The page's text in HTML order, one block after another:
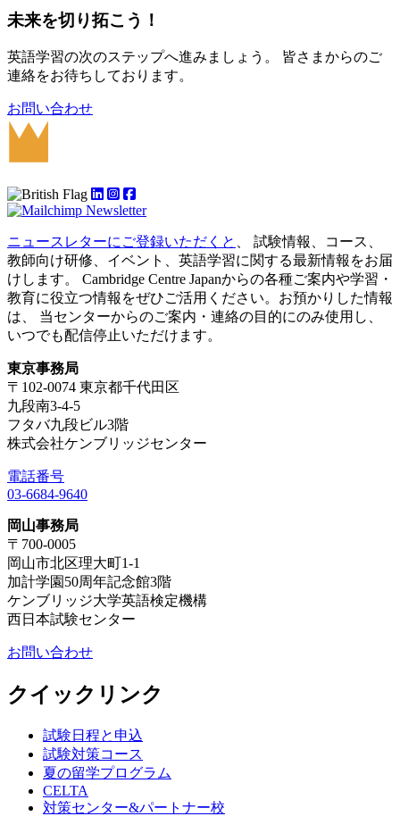
未来を切り拓こう！
英語学習の次のステップへ進みましょう。 皆さまからのご
連絡をお待ちしております。
お問い合わせ
ニュースレターにご登録いただくと
、 試験情報、コース、
教師向け研修、イベント、英語学習に関する最新情報をお届
けします。 Cambridge Centre Japanからの各種ご案内や学習・
教育に役立つ情報をぜひご活用ください。お預かりした情報
は、 当センターからのご案内・連絡の目的にのみ使用し、
いつでも配信停止いただけます。
東京事務局
〒102-0074 東京都千代田区
九段南3-4-5
フタバ九段ビル3階
株式会社ケンブリッジセンター
電話番号
03-6684-9640
岡山事務局
〒700-0005
岡山市北区理大町1-1
加計学園50周年記念館3階
ケンブリッジ大学英語検定機構
西日本試験センター
お問い合わせ
クイックリンク
試験日程と申込
試験対策コース
夏の留学プログラム
CELTA
対策センター&パートナー校